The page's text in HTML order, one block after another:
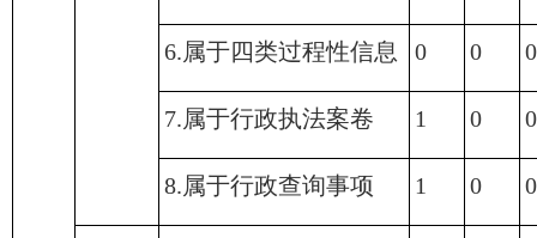
6.属于四类过程性信息 0 0 0
7.属于行政执法案卷 1 0 0
8.属于行政查询事项 1 0 0